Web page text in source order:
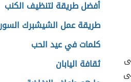
دعاء صلاة الاستخارة
ما هو تحليل CT
أفضل طريقة لتنظيف الكنب